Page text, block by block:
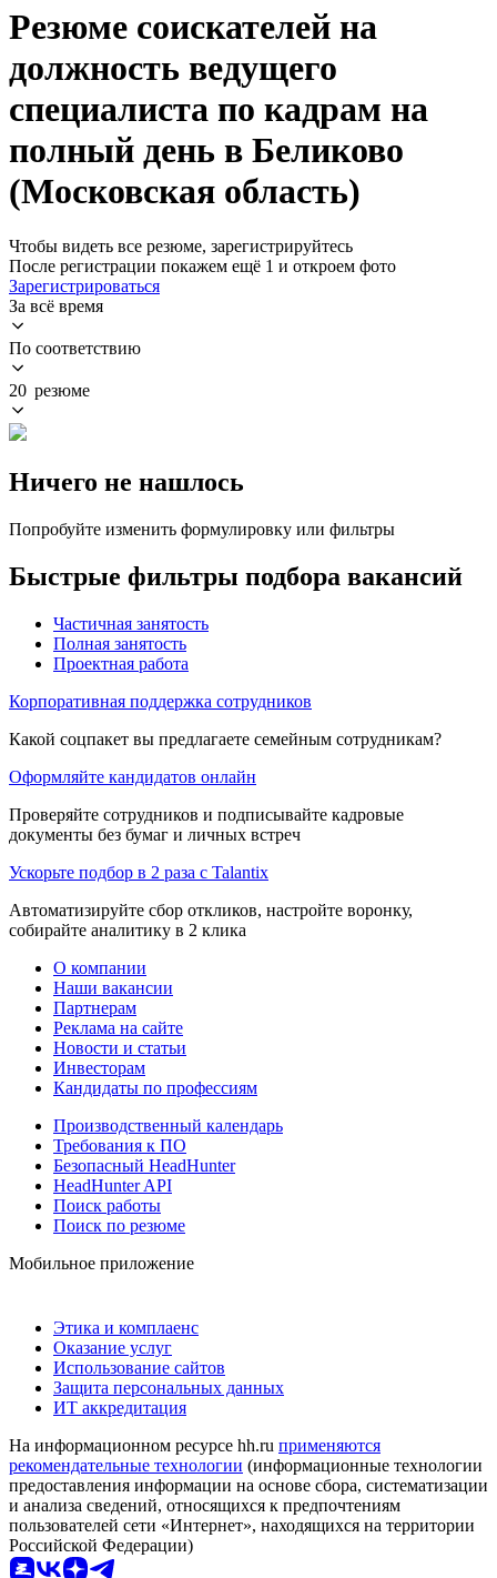
Резюме соискателей на
должность ведущего
специалиста по кадрам на
полный день в Беликово
(Московская область)
Чтобы видеть все резюме, зарегистрируйтесь
После регистрации покажем ещё 1 и откроем фото
Зарегистрироваться
За всё время
По соответствию
20 резюме
Ничего не нашлось
Попробуйте изменить формулировку или фильтры
Быстрые фильтры подбора вакансий
Частичная занятость
Полная занятость
Проектная работа
Корпоративная поддержка сотрудников
Какой соцпакет вы предлагаете семейным сотрудникам?
Оформляйте кандидатов онлайн
Проверяйте сотрудников и подписывайте кадровые
документы без бумаг и личных встреч
Ускорьте подбор в 2 раза с Talantix
Автоматизируйте сбор откликов, настройте воронку,
собирайте аналитику в 2 клика
О компании
Наши вакансии
Партнерам
Реклама на сайте
Новости и статьи
Инвесторам
Кандидаты по профессиям
Производственный календарь
Требования к ПО
Безопасный HeadHunter
HeadHunter API
Поиск работы
Поиск по резюме
Мобильное приложение
Этика и комплаенс
Оказание услуг
Использование сайтов
Защита персональных данных
ИТ аккредитация
На информационном ресурсе hh.ru применяются
рекомендательные технологии (информационные технологии
предоставления информации на основе сбора, систематизации
и анализа сведений, относящихся к предпочтениям
пользователей сети «Интернет», находящихся на территории
Российской Федерации)